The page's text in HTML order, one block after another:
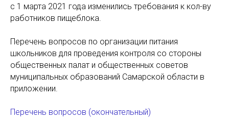
с 1 марта 2021 года изменились требования к кол-ву
работников пищеблока.
Перечень вопросов по организации питания
школьников для проведения контроля со стороны
общественных палат и общественных советов
муниципальных образований Самарской области в
приложении.
Перечень вопросов (окончательный)